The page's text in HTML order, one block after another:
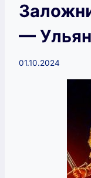
—
01.10.2024